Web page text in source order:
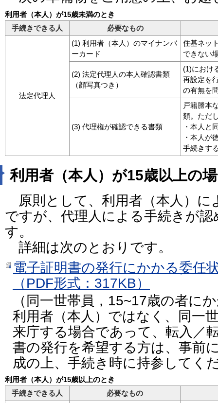
利用者（本人）が15歳未満のとき
手続きできる人
必要なもの
法定代理人
(1) 利用者（本人）のマイナンバ
ーカード
住基ネッ
できない
(2) 法定代理人の本人確認書類
（顔写真つき）
(1)におけ
再設定を
の有無を
(3) 代理権が確認できる書類
戸籍謄本
類。ただ
・本人と
・本人が
手続きす
利用者（本人）が15歳以上の
原則として、利用者（本人）に
ですが、代理人による手続きが
す。
詳細は次のとおりです。
電子証明書の発行にかかる委任
（PDF形式：317KB）
（同一世帯員，15~17歳の者に
利用者（本人）ではなく、同一
来庁する場合であって、転入／
書の発行を希望する方は、事前
成の上、手続き時に持参してく
利用者（本人）が15歳以上のとき
手続きできる人
必要なもの